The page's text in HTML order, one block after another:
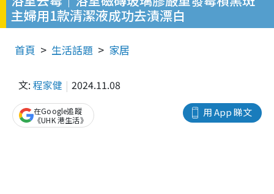
主婦用1款清潔液成功去漬漂白
首頁 生活話題 家居
文: 程家健 2024.11.08
用 App 睇文
在Google追蹤
《UHK 港生活》